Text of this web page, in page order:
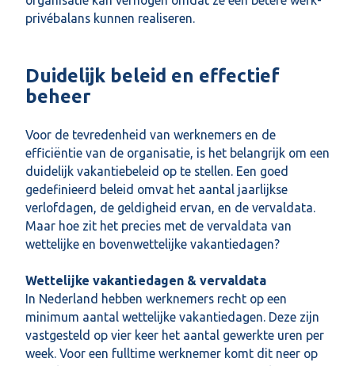
privébalans kunnen realiseren.
Duidelijk beleid en effectief
beheer
Voor de tevredenheid van werknemers en de
efficiëntie van de organisatie, is het belangrijk om een
duidelijk vakantiebeleid op te stellen. Een goed
gedefinieerd beleid omvat het aantal jaarlijkse
verlofdagen, de geldigheid ervan, en de vervaldata.
Maar hoe zit het precies met de vervaldata van
wettelijke en bovenwettelijke vakantiedagen?
Wettelijke vakantiedagen & vervaldata
In Nederland hebben werknemers recht op een
minimum aantal wettelijke vakantiedagen. Deze zijn
vastgesteld op vier keer het aantal gewerkte uren per
week. Voor een fulltime werknemer komt dit neer op